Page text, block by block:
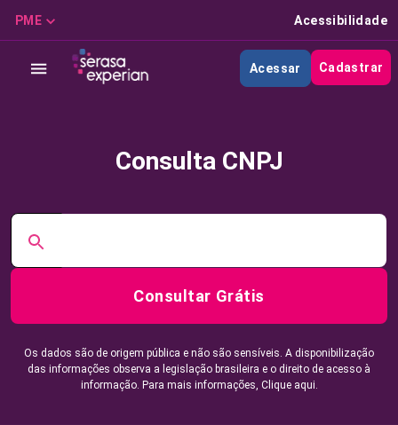
PME Acessibilidade
Acessar Cadastrar
Consulta CNPJ
Consultar Grátis
Os dados são de origem pública e não são sensíveis. A disponibilização
das informações observa a legislação brasileira e o direito de acesso à
informação. Para mais informações, Clique aqui.